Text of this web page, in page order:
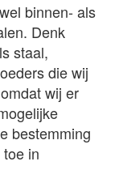
binnen- als
Denk
staal,
die wij
wij er
bestemming
in